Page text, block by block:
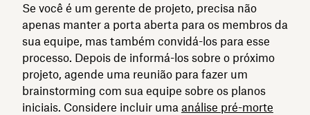
Se você é um gerente de projeto, precisa não
apenas manter a porta aberta para os membros da
sua equipe, mas também convidá-los para esse
processo. Depois de informá-los sobre o próximo
projeto, agende uma reunião para fazer um
brainstorming com sua equipe sobre os planos
iniciais. Considere incluir uma análise pré-morte